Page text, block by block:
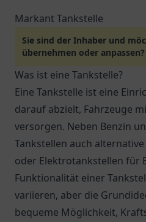
Markant Tankstelle
Sie sind der Inhaber und
übernehmen oder anpassen?
Was ist eine Tankstelle?
Eine Tankstelle ist eine
darauf abzielt, Fahrzeuge
versorgen. Neben Benzin
Tankstellen auch
oder Elektrotankstellen für
Funktionalität einer
variieren, aber die
bequeme Möglichkeit,